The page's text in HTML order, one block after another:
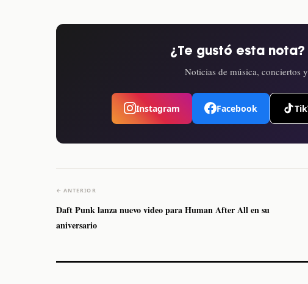
¿Te gustó esta
Noticias de música, conciertos
Instagram Facebook
← ANTERIOR
Daft Punk lanza nuevo video para Human After All en su
aniversario